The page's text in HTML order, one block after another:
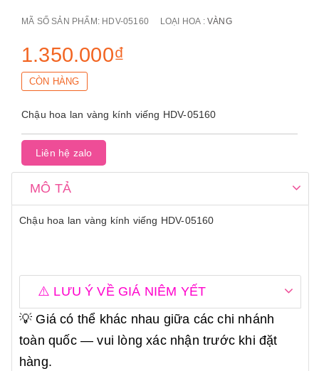
MÃ SỐ SẢN PHẨM: HDV-05160 LOẠI HOA :VÀNG
1.350.000₫
CÒN HÀNG
Chậu hoa lan vàng kính viếng HDV-05160
Liên hệ zalo
MÔ TẢ
Chậu hoa lan vàng kính viếng HDV-05160
⚠️ LƯU Ý VỀ GIÁ NIÊM YẾT
💡 Giá có thể khác nhau giữa các chi nhánh
toàn quốc — vui lòng xác nhận trước khi đặt
hàng.